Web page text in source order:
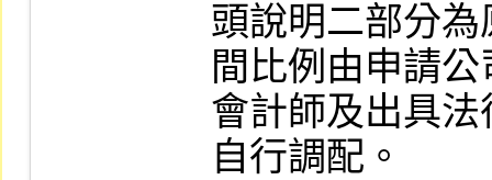
頭說明二部分
間比例由申請
會計師及出具
自行調配。